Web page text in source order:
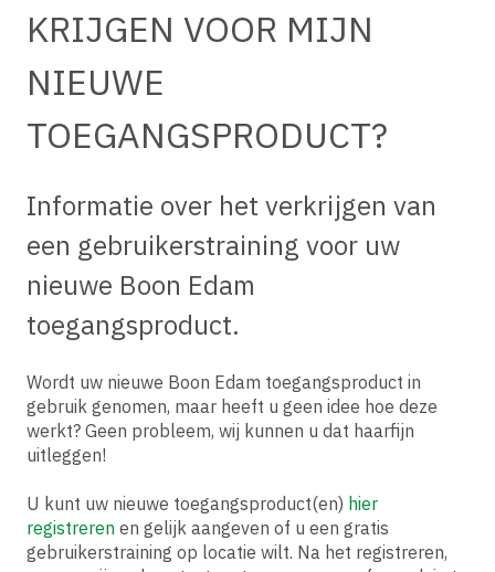
KRIJGEN VOOR MIJN
NIEUWE
TOEGANGSPRODUCT?
Informatie over het verkrijgen van
een gebruikerstraining voor uw
nieuwe Boon Edam
toegangsproduct.
Wordt uw nieuwe Boon Edam toegangsproduct in
gebruik genomen, maar heeft u geen idee hoe deze
werkt? Geen probleem, wij kunnen u dat haarfijn
uitleggen!
U kunt uw nieuwe toegangsproduct(en) hier
registreren en gelijk aangeven of u een gratis
gebruikerstraining op locatie wilt. Na het registreren,